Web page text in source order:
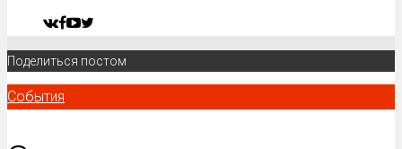
Поделиться постом
События